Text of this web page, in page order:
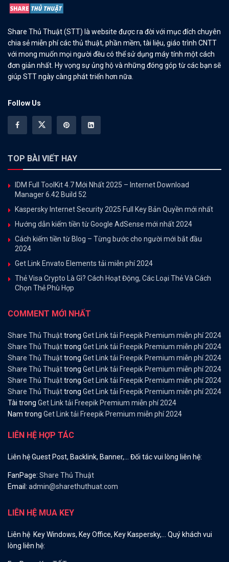
Share Thủ Thuật (STT) là website được ra đời với mục đích chuyên
chia sẻ miễn phí các thủ thuật, phần mềm, tài liệu, giáo trình CNTT
với mong muốn mọi người đều có thể sử dụng máy tính một cách
đơn giản nhất. Hy vọng sự ủng hộ và những đóng góp từ các bạn sẽ
giúp STT ngày càng phát triển hơn nữa.
Follow Us
TOP BÀI VIẾT HAY
IDM Full ToolKit 4.7 Mới Nhất 2025 – Internet Download
Manager 6.42 Build 52
Kaspersky Internet Security 2025 Full Key Bản Quyền mới nhất
Hướng dẫn kiếm tiền từ Google AdSense mới nhất 2024
Cách kiếm tiền từ Blog – Từng bước cho người mới bắt đầu
2024
Get Link Envato Elements tải miễn phí 2024
Thẻ Visa Crypto Là Gì? Cách Hoạt Động, Các Loại Thẻ Và Cách
Chọn Thẻ Phù Hợp
COMMENT MỚI NHẤT
Share Thủ Thuậttrong Get Link tải Freepik Premium miễn phí 2024
Share Thủ Thuậttrong Get Link tải Freepik Premium miễn phí 2024
Share Thủ Thuậttrong Get Link tải Freepik Premium miễn phí 2024
Share Thủ Thuậttrong Get Link tải Freepik Premium miễn phí 2024
Share Thủ Thuậttrong Get Link tải Freepik Premium miễn phí 2024
Share Thủ Thuậttrong Get Link tải Freepik Premium miễn phí 2024
Tài trong Get Link tải Freepik Premium miễn phí 2024
Nam trong Get Link tải Freepik Premium miễn phí 2024
LIÊN HỆ HỢP TÁC
Liên hệ Guest Post, Backlink, Banner,… Đối tác vui lòng liên hệ:
FanPage: Share Thủ Thuật
Email: admin@sharethuthuat.com
LIÊN HỆ MUA KEY
Liên hệ Key Windows, Key Office, Key Kaspersky,… Quý khách vui
lòng liên hệ: